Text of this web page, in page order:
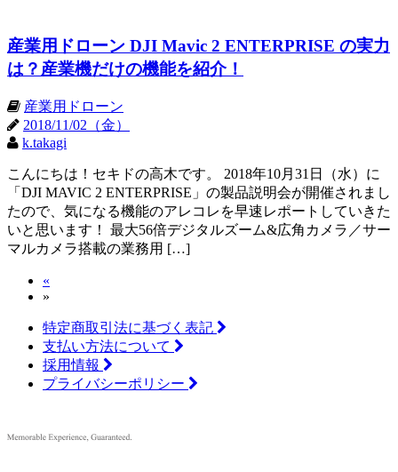
産業用ドローン DJI Mavic 2 ENTERPRISE の実力
は？産業機だけの機能を紹介！
産業用ドローン
2018/11/02（金）
k.takagi
こんにちは！セキドの高木です。 2018年10月31日（水）に
「DJI MAVIC 2 ENTERPRISE」の製品説明会が開催されまし
たので、気になる機能のアレコレを早速レポートしていきた
いと思います！ 最大56倍デジタルズーム&広角カメラ／サー
マルカメラ搭載の業務用 […]
«
»
特定商取引法に基づく表記
支払い方法について
採用情報
プライバシーポリシー